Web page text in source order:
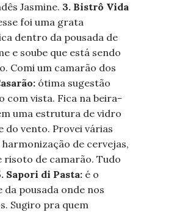
Jasmine. 3. Bistrô Vida
foi uma grata
dentro da pousada de
e soube que está sendo
Comi um camarão dos
ótima sugestão
com vista. Fica na beira-
uma estrutura de vidro
do vento. Provei várias
harmonização de cervejas,
risoto de camarão. Tudo
Sapori di Pasta: é o
pousada onde nos
Sugiro pra quem